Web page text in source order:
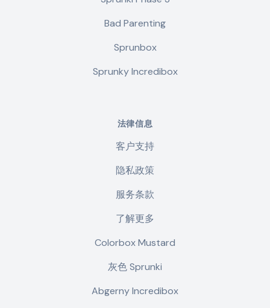
Bad Parenting
Sprunbox
Sprunky Incredibox
法律信息
客户支持
隐私政策
服务条款
了解更多
Colorbox Mustard
灰色 Sprunki
Abgerny Incredibox